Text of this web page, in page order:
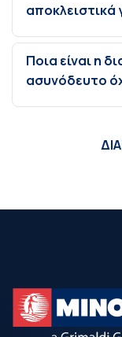
αποκλειστικά
Ποια είναι η
ασυνόδευτο